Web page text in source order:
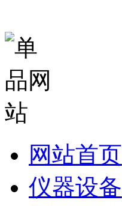
网站首页
仪器设备